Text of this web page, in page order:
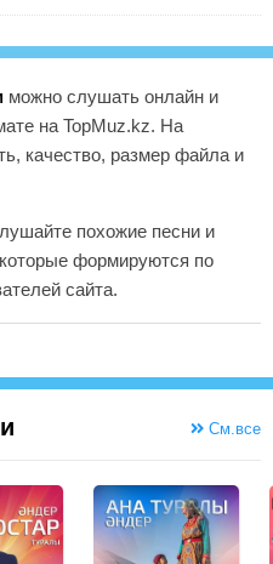
можно слушать онлайн и
на TopMuz.kz. На
качество, размер файла и
похожие песни и
формируются по
сайта.
См.все